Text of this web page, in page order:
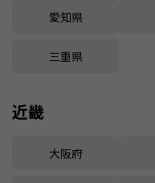
愛知県
三重県
近畿
大阪府